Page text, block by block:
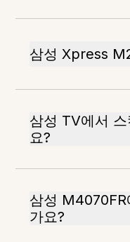
삼성 Xpress
삼성 TV에서
요?
삼성
가요?